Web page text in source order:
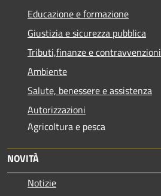
Educazione e formazione
Giustizia e sicurezza pubblica
Tributi,finanze e contravvenzioni
Ambiente
Salute, benessere e assistenza
Autorizzazioni
Agricoltura e pesca
NOVITÀ
Notizie